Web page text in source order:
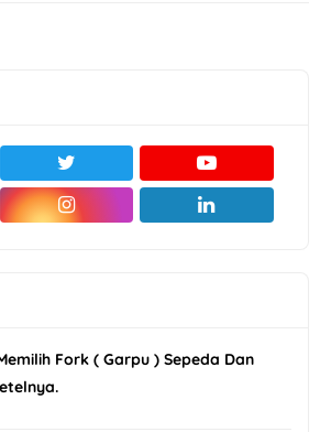
Fork ( Garpu ) Sepeda Dan